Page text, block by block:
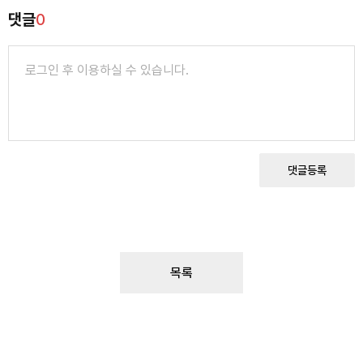
댓글0
댓글등록
목록